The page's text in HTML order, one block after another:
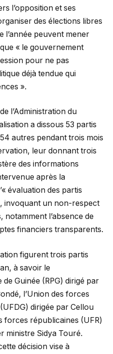
l’opposition et ses
des élections libres
l’année peuvent mener
« le gouvernement
pour ne pas
déjà tendue qui
».
l’Administration du
a dissous 53 partis
autres pendant trois mois
leur donnant trois
des informations
après la
évaluation des partis
invoquant un non-respect
notamment l’absence de
financiers transparents.
figurent trois partis
à savoir le
Guinée (RPG) dirigé par
l’Union des forces
dirigée par Cellou
forces républicaines (UFR)
ministre Sidya Touré.
décision vise à